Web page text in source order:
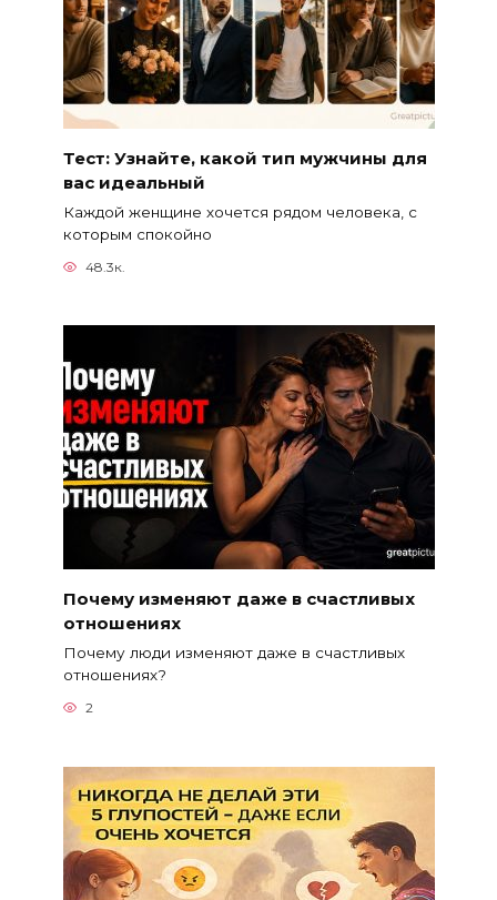
Тест: Узнайте, какой тип мужчины для
вас идеальный
Каждой женщине хочется рядом человека, с
которым спокойно
48.3к.
Почему изменяют даже в счастливых
отношениях
Почему люди изменяют даже в счастливых
отношениях?
2